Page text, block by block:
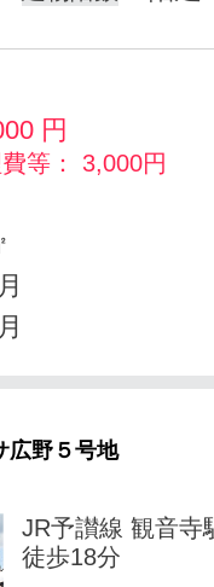
円
等： 3,000円
広野５号地
JR予讃線 観音寺
徒歩18分